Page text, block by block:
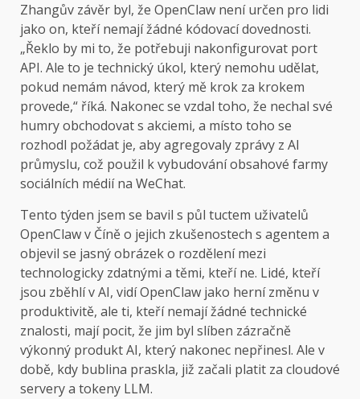
Zhangův závěr byl, že OpenClaw není určen pro lidi
jako on, kteří nemají žádné kódovací dovednosti.
„Řeklo by mi to, že potřebuji nakonfigurovat port
API. Ale to je technický úkol, který nemohu udělat,
pokud nemám návod, který mě krok za krokem
provede,“ říká. Nakonec se vzdal toho, že nechal své
humry obchodovat s akciemi, a místo toho se
rozhodl požádat je, aby agregovaly zprávy z AI
průmyslu, což použil k vybudování obsahové farmy
sociálních médií na WeChat.
Tento týden jsem se bavil s půl tuctem uživatelů
OpenClaw v Číně o jejich zkušenostech s agentem a
objevil se jasný obrázek o rozdělení mezi
technologicky zdatnými a těmi, kteří ne. Lidé, kteří
jsou zběhlí v AI, vidí OpenClaw jako herní změnu v
produktivitě, ale ti, kteří nemají žádné technické
znalosti, mají pocit, že jim byl slíben zázračně
výkonný produkt AI, který nakonec nepřinesl. Ale v
době, kdy bublina praskla, již začali platit za cloudové
servery a tokeny LLM.